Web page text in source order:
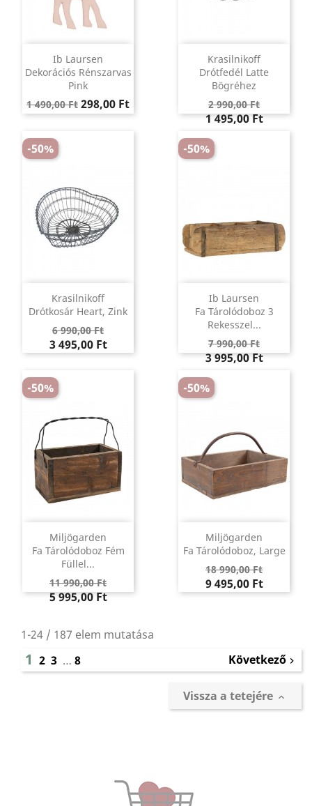
Ib Laursen
Dekorációs Rénszarvas
Pink
Regular
price
1 490,00 Ft Ár
298,00 Ft
Krasilnikoff
Drótfedél Latte
Bögréhez
Regular
price
2 990,00 FtÁr
1 495,00 Ft
Krasilnikoff
Drótkosár Heart, Zink
Regular
price
6 990,00 FtÁr
3 495,00 Ft
-50%
Ib Laursen
Fa Tárolódoboz 3
Rekesszel...
Regular
price
7 990,00 FtÁr
3 995,00 Ft
-50%
Miljögarden
Fa Tárolódoboz Fém
Füllel...
Regular
price
11 990,00 FtÁr
5 995,00 Ft
-50%
Miljögarden
Fa Tárolódoboz, Large
Regular
price
18 990,00 FtÁr
9 495,00 Ft
-50%
1-24 / 187 elem mutatása
1 2 3 … 8 Következő 
Vissza a tetejére 